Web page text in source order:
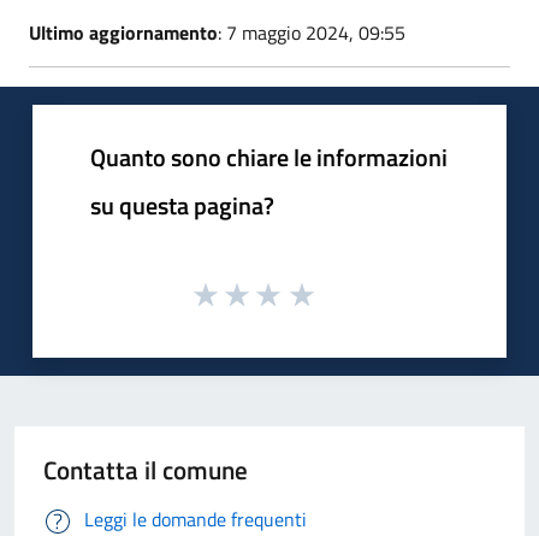
Ultimo aggiornamento: 7 maggio 2024, 09:55
Quanto sono chiare le informazioni
su questa pagina?
Contatta il comune
Leggi le domande frequenti